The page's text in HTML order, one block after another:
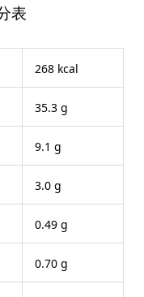
表
268 kcal
35.3 g
9.1 g
3.0 g
0.49 g
0.70 g